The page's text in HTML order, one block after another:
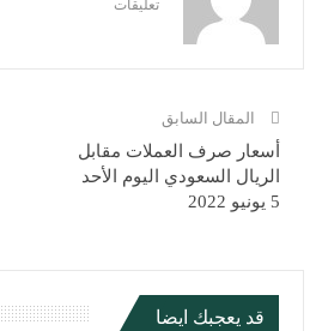
تعليقات
المقال السابق
أسعار صرف العملات مقابل
الريال السعودي اليوم الأحد
5 يونيو 2022
قد يعجبك ايضا